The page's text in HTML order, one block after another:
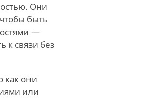
Они
быть
—
к связи без
как они
или